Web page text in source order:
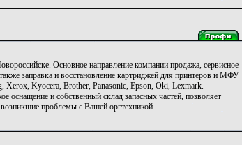
Основное направление компании продажа, сервисное
заправка и восстановление картриджей для принтеров и МФУ
Xerox, Kyocera, Brother, Panasonic, Epson, Oki, Lexmark.
оснащение и собственный склад запасных частей, позволяет
проблемы с Вашей оргтехникой.